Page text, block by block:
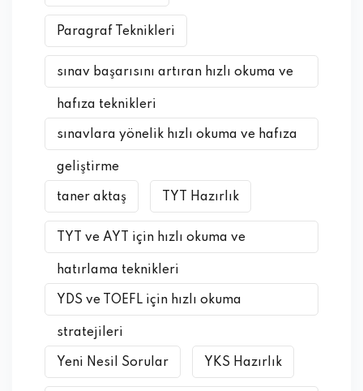
Paragraf Teknikleri
sınav başarısını artıran hızlı okuma ve
hafıza teknikleri
sınavlara yönelik hızlı okuma ve hafıza
geliştirme
taner aktaş TYT Hazırlık
TYT ve AYT için hızlı okuma ve
hatırlama teknikleri
YDS ve TOEFL için hızlı okuma
stratejileri
Yeni Nesil Sorular YKS Hazırlık